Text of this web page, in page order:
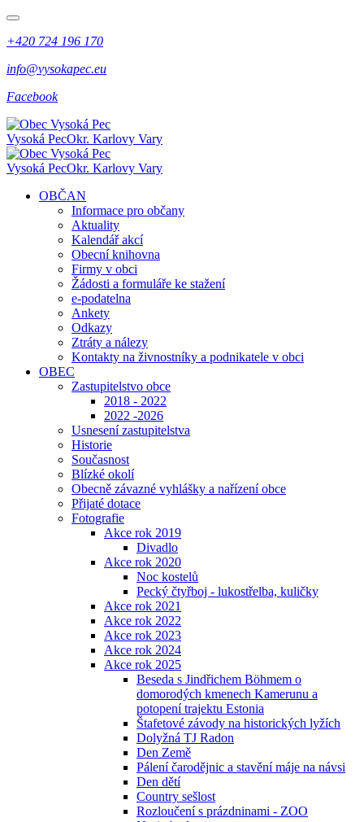
+420 724 196 170
info@vysokapec.eu
Facebook
Vysoká PecOkr. Karlovy Vary
Vysoká PecOkr. Karlovy Vary
OBČAN
Informace pro občany
Aktuality
Kalendář akcí
Obecní knihovna
Firmy v obci
Žádosti a formuláře ke stažení
e-podatelna
Ankety
Odkazy
Ztráty a nálezy
Kontakty na živnostníky a podnikatele v obci
OBEC
Zastupitelstvo obce
2018 - 2022
2022 -2026
Usnesení zastupitelstva
Historie
Současnost
Blízké okolí
Obecně závazné vyhlášky a nařízení obce
Přijaté dotace
Fotografie
Akce rok 2019
Divadlo
Akce rok 2020
Noc kostelů
Pecký čtyřboj - lukostřelba, kuličky
Akce rok 2021
Akce rok 2022
Akce rok 2023
Akce rok 2024
Akce rok 2025
Beseda s Jindřichem Böhmem o
domorodých kmenech Kamerunu a
potopení trajektu Estonia
Štafetové závody na historických lyžích
Dolyžná TJ Radon
Den Země
Pálení čarodějnic a stavění máje na návsi
Den dětí
Country sešlost
Rozloučení s prázdninami - ZOO